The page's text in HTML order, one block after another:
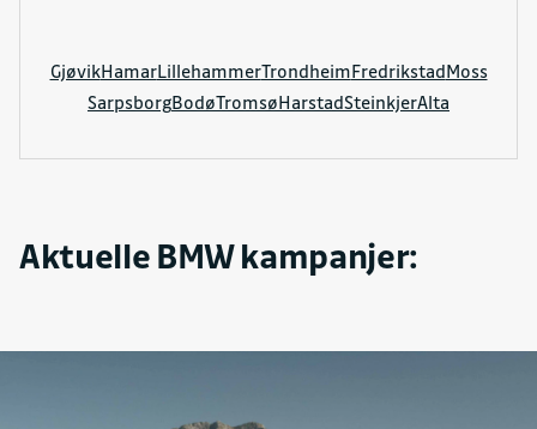
GjøvikHamarLillehammerTrondheimFredrikstadMoss
SarpsborgBodøTromsøHarstadSteinkjerAlta
Aktuelle BMW kampanjer: